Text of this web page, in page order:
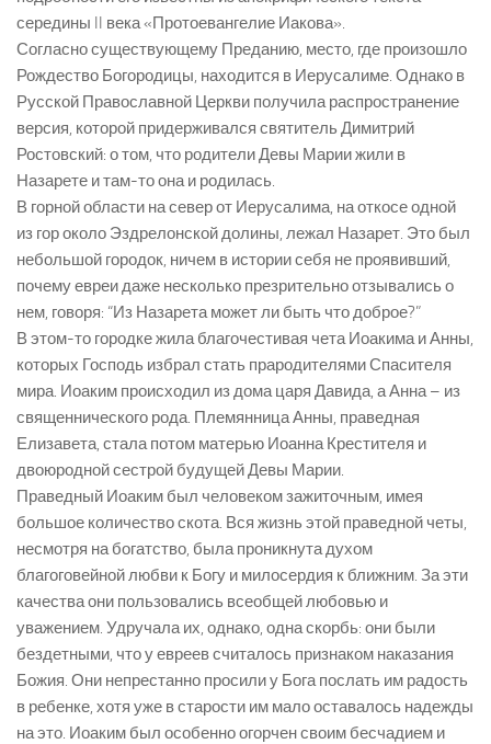
середины II века «Протоевангелие Иакова».
Согласно существующему Преданию, место, где произошло
Рождество Богородицы, находится в Иерусалиме. Однако в
Русской Православной Церкви получила распространение
версия, которой придерживался святитель Димитрий
Ростовский: о том, что родители Девы Марии жили в
Назарете и там-то она и родилась.
В горной области на север от Иерусалима, на откосе одной
из гор около Эздрелонской долины, лежал Назарет. Это был
небольшой городок, ничем в истории себя не проявивший,
почему евреи даже несколько презрительно отзывались о
нем, говоря: “Из Назарета может ли быть что доброе?”
В этом-то городке жила благочестивая чета Иоакима и Анны,
которых Господь избрал стать прародителями Спасителя
мира. Иоаким происходил из дома царя Давида, а Анна – из
священнического рода. Племянница Анны, праведная
Елизавета, стала потом матерью Иоанна Крестителя и
двоюродной сестрой будущей Девы Марии.
Праведный Иоаким был человеком зажиточным, имея
большое количество скота. Вся жизнь этой праведной четы,
несмотря на богатство, была проникнута духом
благоговейной любви к Богу и милосердия к ближним. За эти
качества они пользовались всеобщей любовью и
уважением. Удручала их, однако, одна скорбь: они были
бездетными, что у евреев считалось признаком наказания
Божия. Они непрестанно просили у Бога послать им радость
в ребенке, хотя уже в старости им мало оставалось надежды
на это. Иоаким был особенно огорчен своим бесчадием и